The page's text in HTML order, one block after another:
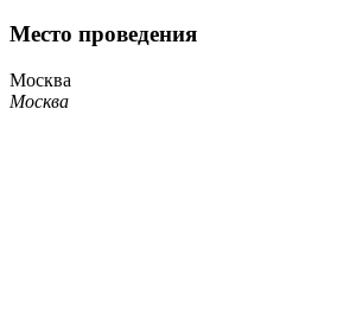
Место проведения
Москва
Москва